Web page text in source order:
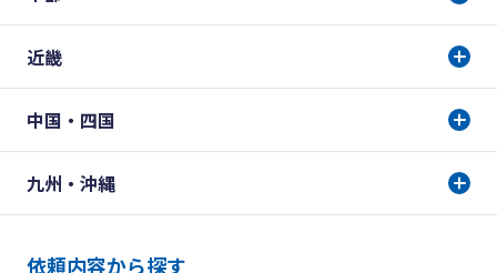
近畿
中国・四国
九州・沖縄
依頼内容から探す